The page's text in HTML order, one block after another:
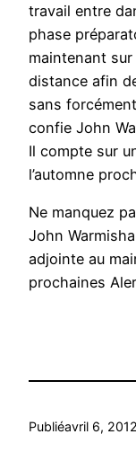
travail entre
phase
maintenant
distance afin
sans
confie John
Il compte sur
l’automne
Ne manquez
John
adjointe au
prochaines
Publiéavril 6, 2012